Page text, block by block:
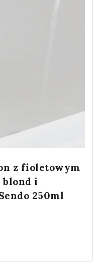
z fioletowym
blond i
250ml